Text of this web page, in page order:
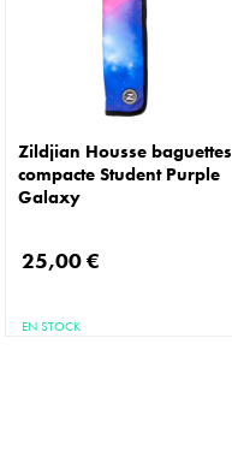
Zildjian Housse baguettes
compacte Student Purple
Galaxy
25,00 €
EN STOCK